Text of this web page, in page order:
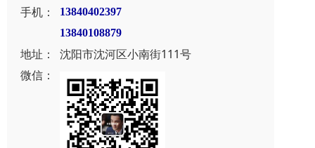
手机：
13840402397
13840108879
地址：
沈阳市沈河区小南街111号
微信：